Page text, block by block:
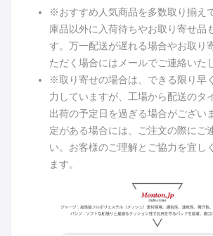
※おすすめ人気商品を多数取り揃え
庫品以外に入荷待ちやお取り寄せ品
す。万一配送が遅れる場合やお取り
ただく場合にはメールでご連絡いた
※取り寄せの場合は、できる限り早
力していますが、工場から配送のタ
出荷の予定日を過ぎる場合がござい
定がある場合には、ご注文の際にご
い。お客様のご理解とご協力を宜し
ます。